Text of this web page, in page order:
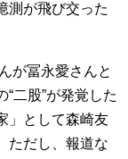
測が飛び交った
が冨永愛さんと
二股”が発覚した
」として森崎友
ただし、報道な